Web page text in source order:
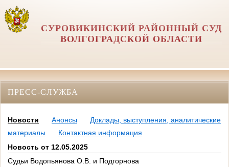
СУРОВИКИНСКИЙ РАЙОННЫЙ СУД
ВОЛГОГРАДСКОЙ ОБЛАСТИ
ПРЕСС-СЛУЖБА
Новости Анонсы
Доклады, выступления, аналитические
материалы
Контактная информация
Новость от 12.05.2025
Судьи Водопьянова О.В. и Подгорнова